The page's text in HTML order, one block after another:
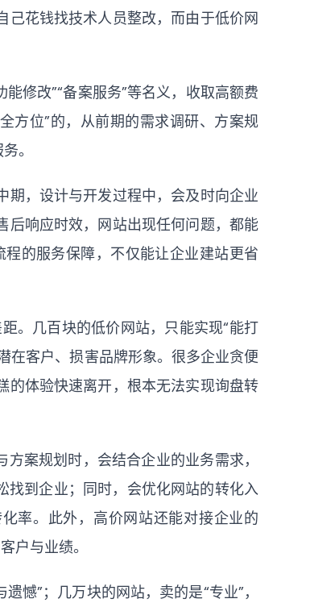
己花钱找技术人员整改，而由于低价网
修改”“备案服务”等名义，收取高额费
方位”的，从前期的需求调研、方案规
。
期，设计与开发过程中，会及时向企业
后响应时效，网站出现任何问题，都能
的服务保障，不仅能让企业建站更省
。几百块的低价网站，只能实现“能打
在客户、损害品牌形象。很多企业贪便
的体验快速离开，根本无法实现询盘转
案规划时，会结合企业的业务需求，
找到企业；同时，会优化网站的转化入
率。此外，高价网站还能对接企业的
户与业绩。
憾”；几万块的网站，卖的是“专业”，